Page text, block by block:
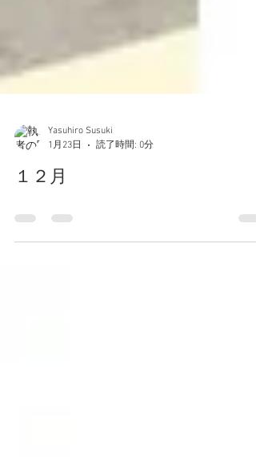
Yasuhiro Susuki
1月23日
１２月